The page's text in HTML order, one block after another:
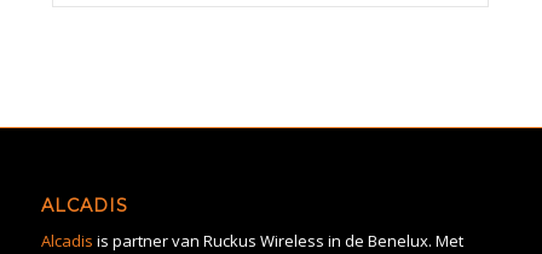
ALCADIS
Alcadis is partner van Ruckus Wireless in de Benelux. Met